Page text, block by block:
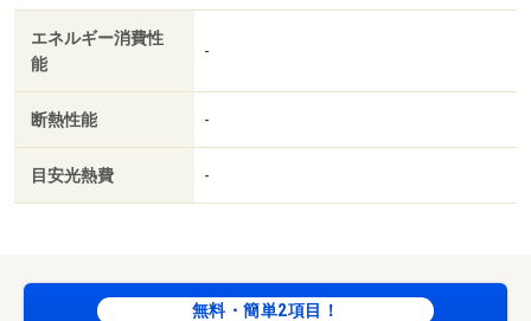
エネルギー消費性
能
-
断熱性能 -
目安光熱費 -
無料・簡単2項目！